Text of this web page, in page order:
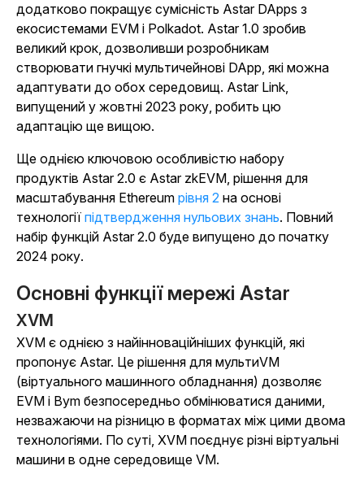
додатково покращує сумісність Astar DApps з
екосистемами EVM і Polkadot. Astar 1.0 зробив
великий крок, дозволивши розробникам
створювати гнучкі мультичейнові DApp, які можна
адаптувати до обох середовищ. Astar Link,
випущений у жовтні 2023 року, робить цю
адаптацію ще вищою.
Ще однією ключовою особливістю набору
продуктів Astar 2.0 є Astar zkEVM, рішення для
масштабування Ethereum рівня 2 на основі
технології підтвердження нульових знань. Повний
набір функцій Astar 2.0 буде випущено до початку
2024 року.
Основні функції мережі Astar
XVM
XVM є однією з найінноваційніших функцій, які
пропонує Astar. Це рішення для мультиVM
(віртуального машинного обладнання) дозволяє
EVM і Bym безпосередньо обмінюватися даними,
незважаючи на різницю в форматах між цими двома
технологіями. По суті, XVM поєднує різні віртуальні
машини в одне середовище VM.